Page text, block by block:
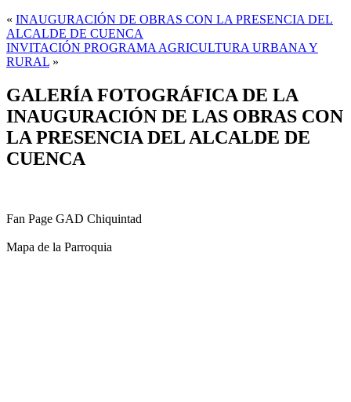
« INAUGURACIÓN DE OBRAS CON LA PRESENCIA DEL
ALCALDE DE CUENCA
INVITACIÓN PROGRAMA AGRICULTURA URBANA Y
RURAL »
GALERÍA FOTOGRÁFICA DE LA
INAUGURACIÓN DE LAS OBRAS CON
LA PRESENCIA DEL ALCALDE DE
CUENCA
Fan Page GAD Chiquintad
Mapa de la Parroquia